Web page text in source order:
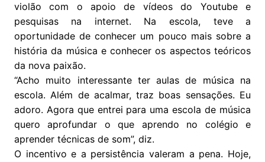
violão com o apoio de vídeos do Youtube e
pesquisas na internet. Na escola, teve a
oportunidade de conhecer um pouco mais sobre a
história da música e conhecer os aspectos teóricos
da nova paixão.
“Acho muito interessante ter aulas de música na
escola. Além de acalmar, traz boas sensações. Eu
adoro. Agora que entrei para uma escola de música
quero aprofundar o que aprendo no colégio e
aprender técnicas de som”, diz.
O incentivo e a persistência valeram a pena. Hoje,